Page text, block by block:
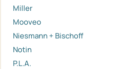
Miller
Mooveo
Niesmann + Bischoff
Notin
P.L.A.